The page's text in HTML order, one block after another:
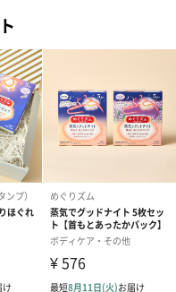
やスポーツのあと、お出
のがおすすめです。